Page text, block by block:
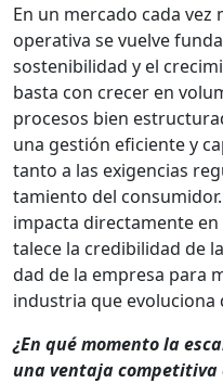
En un mer­ca­do cada
oper­a­ti­va se vuelve
sosteni­bil­i­dad y el
bas­ta con cre­cer en
pro­ce­sos bien
una gestión efi­ciente y
tan­to a las exi­gen­cias
tamien­to del
impacta direc­ta­mente
t­alece la cred­i­bil­i­dad de
dad de la empre­sa para
indus­tria que evolu­ciona
¿En qué momen­to la
una ven­ta­ja com­pet­i­ti­va